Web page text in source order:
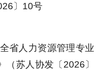
〕10号
省人力资源管理专业
（苏人协发〔2026〕